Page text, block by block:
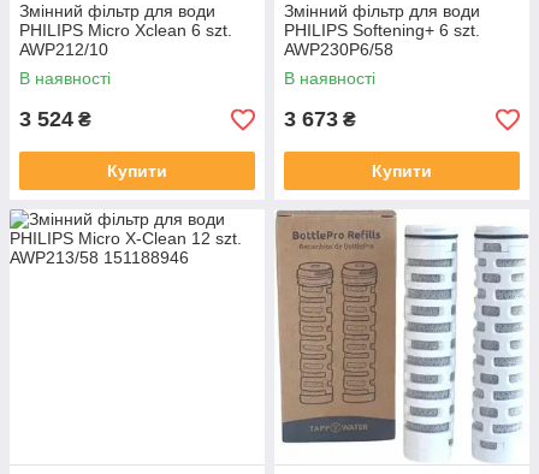
Змінний фільтр для води
PHILIPS Micro Xclean 6 szt.
AWP212/10
В наявності
3 524 ₴
Купити
Змінний фільтр для води
PHILIPS Softening+ 6 szt.
AWP230P6/58
В наявності
3 673 ₴
Купити